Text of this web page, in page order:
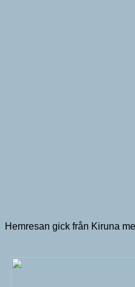
Hemresan gick från Kiruna